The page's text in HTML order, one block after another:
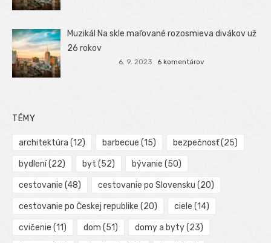
Muzikál Na skle maľované rozosmieva divákov už
26 rokov
6. 9. 2023 6 komentárov
TÉMY
architektúra (12) barbecue (15) bezpečnosť(25)
bydlení(22) byt (52) bývanie (50)
cestovanie (48) cestovanie po Slovensku (20)
cestovanie po Českej republike (20) ciele (14)
cvičenie (11) dom (51) domy a byty(23)